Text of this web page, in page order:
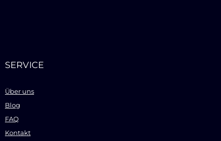
SERVICE
Über uns
Blog
FAQ
Kontakt